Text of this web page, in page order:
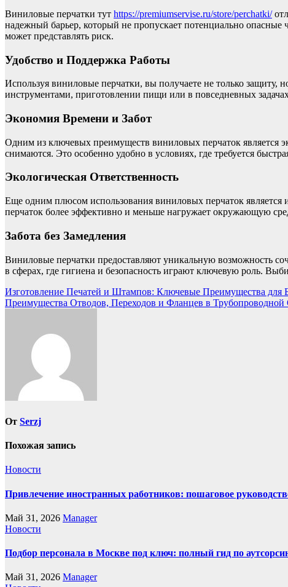
Виниловые перчатки тут https://premiumservise.ru/store/perchatki/
надежный барьер, который не пропускает потенциально
может представлять риск.
Удобство и Поддержка Работы
Используя виниловые перчатки, вы получаете не только
инструментами, приготовлении пищи или в повседневных
Экономия Времени и Забот
Одним из ключевых преимуществ виниловых перчаток является
снимаются. Это особенно удобно в условиях, где требуется
Экологическая Ответственность
Еще одним плюсом использования виниловых перчаток является
перчаток более эффективно и меньше нагружает окружающую
Забота без Замедления
Виниловые перчатки предоставляют уникальную возможность
в сферах, где гигиена и безопасность играют ключевую роль.
Навигация
по
Изготовление Печатей и Штампов: Ключевые Преимущества для
Преимущества Отводов, Переходов и Фланцев в
От Serzj
Похожая запись
Новости
Привлечение иностранных работников: пошаговое
Май 31, 2026 Manager
Новости
Подбор персонала в Москве под ключ: полный гид по
Май 31, 2026 Manager